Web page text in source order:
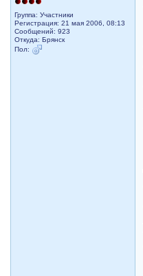
Группа: Участники
Регистрация: 21 мая 2006, 08:13
Сообщений: 923
Откуда: Брянск
Пол: